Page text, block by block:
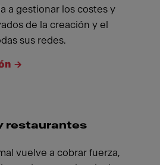
a gestionar los costes y
de la creación y el
sus redes.
restaurantes
vuelve a cobrar fuerza,